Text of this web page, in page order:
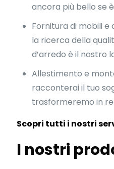
ancora più bello se
Fornitura di mobili
la ricerca della
d’arredo è il nostro
Allestimento e
racconterai il tuo
trasformeremo in
Scopri tutti i nostri
I nostri